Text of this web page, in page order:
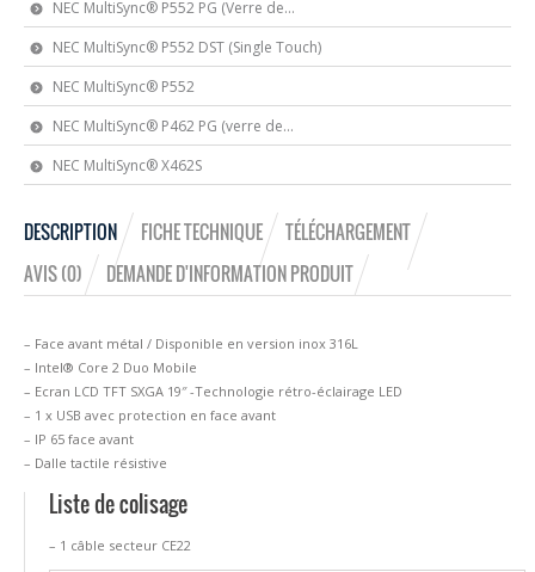
NEC MultiSync® P552 PG (Verre de...
NEC MultiSync® P552 DST (Single Touch)
NEC MultiSync® P552
NEC MultiSync® P462 PG (verre de...
NEC MultiSync® X462S
DESCRIPTION FICHE TECHNIQUE
TÉLÉCHARGEMENT
AVIS (0)
DEMANDE D'INFORMATION PRODUIT
– Face avant métal / Disponible en version inox 316L
– Intel® Core 2 Duo Mobile
– Ecran LCD TFT SXGA 19″ -Technologie rétro-éclairage LED
– 1 x USB avec protection en face avant
– IP 65 face avant
– Dalle tactile résistive
Liste de colisage
– 1 câble secteur CE22